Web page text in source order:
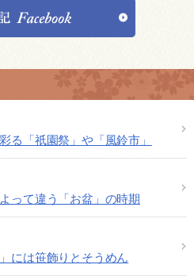
る「祇園祭」や「風鈴市」
って違う「お盆」の時期
には笹飾りとそうめん